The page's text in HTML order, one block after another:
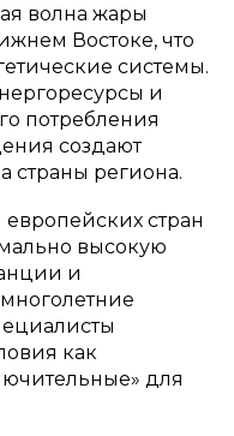
волна жары
Востоке, что
системы.
и
потребления
создают
страны региона.
стран
высокую
и
как
для